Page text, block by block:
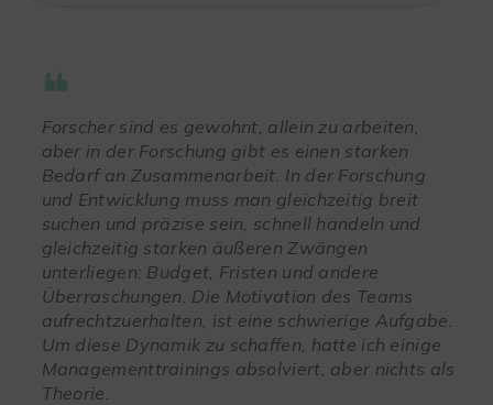
Forscher sind es gewohnt, allein zu arbeiten,
aber in der Forschung gibt es einen starken
Bedarf an Zusammenarbeit. In der Forschung
und Entwicklung muss man gleichzeitig breit
suchen und präzise sein, schnell handeln und
gleichzeitig starken äußeren Zwängen
unterliegen: Budget, Fristen und andere
Überraschungen. Die Motivation des Teams
aufrechtzuerhalten, ist eine schwierige Aufgabe.
Um diese Dynamik zu schaffen, hatte ich einige
Managementtrainings absolviert, aber nichts als
Theorie.